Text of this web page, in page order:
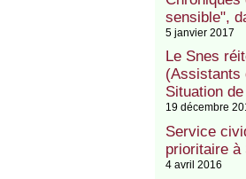
sensible",
5 janvier 2017
Le Snes
(Assistants
Situation
19 décembre
Service
prioritaire à
4 avril 2016